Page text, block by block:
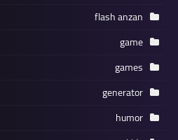
flash anzan
game
games
generator
humor